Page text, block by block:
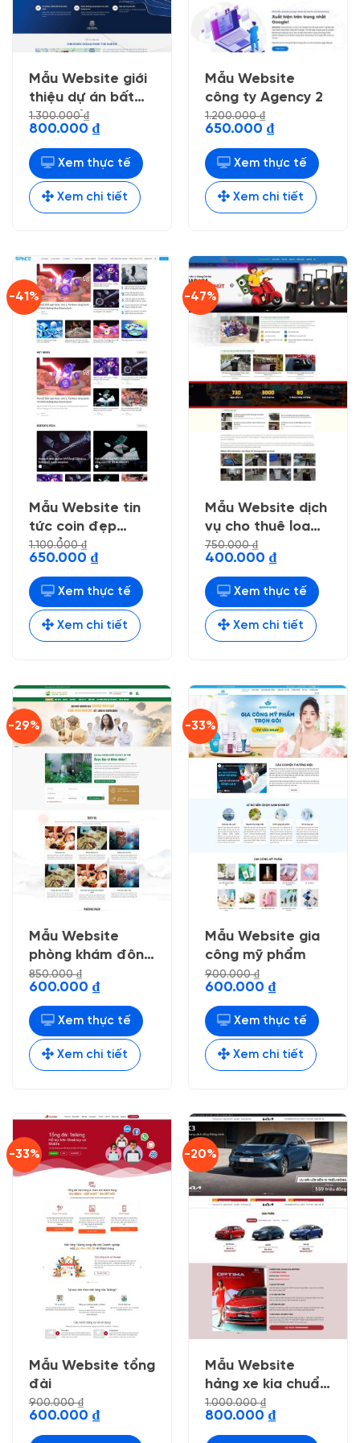
Mẫu Website giới
thiệu dự án bất
động sản 32
1.300.000₫
Giá
là:
1.300.000 ₫.
800.000 ₫Giá
hiện
tại
là:
800.000 ₫.
Xem thực tế
Xem chi tiết
Mẫu Website
công ty Agency 2
1.200.000₫
Giá
là:
1.200.000 ₫.
650.000 ₫Giá
hiện
tại
là:
650.000 ₫.
Xem thực tế
Xem chi tiết
-41%
Mẫu Website tin
tức coin đẹp
chuẩn seo
1.100.000₫
Giá
là:
1.100.000 ₫.
650.000 ₫Giá
hiện
tại
là:
650.000 ₫.
Xem thực tế
Xem chi tiết
-47%
Mẫu Website dịch
vụ cho thuê loa
kẹo kéo
750.000₫
Giá
là:
750.000 ₫.
400.000 ₫Giá
hiện
tại
là:
400.000 ₫.
Xem thực tế
Xem chi tiết
-29%
Mẫu Website
phòng khám đông
y
850.000₫
Giá
gốc
là:
850.000 ₫.
600.000 ₫Giá
hiện
tại
là:
600.000 ₫.
Xem thực tế
Xem chi tiết
-33%
Mẫu Website gia
công mỹ phẩm
900.000₫
Giá
gốc
là:
900.000 ₫.
600.000 ₫Giá
hiện
tại
là:
600.000 ₫.
Xem thực tế
Xem chi tiết
-33%
Mẫu Website tổng
đài
900.000₫
Giá
là:
600.000 ₫Giá
hiện
tại
-20%
Mẫu Website
hảng xe kia chuẩn
đẹp
1.000.000₫
Giá
là:
800.000 ₫Giá
hiện
tại